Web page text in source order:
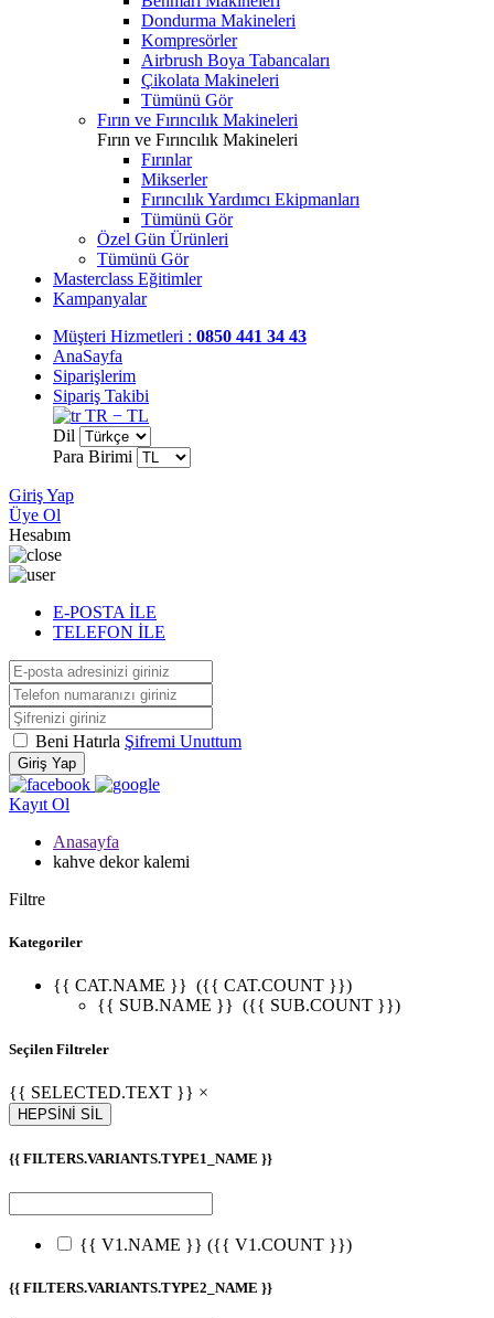
Dondurma Makineleri
Kompresörler
Airbrush Boya Tabancaları
Çikolata Makineleri
Tümünü Gör
Fırın ve Fırıncılık Makineleri
Fırın ve Fırıncılık Makineleri
Fırınlar
Mikserler
Fırıncılık Yardımcı Ekipmanları
Tümünü Gör
Özel Gün Ürünleri
Tümünü Gör
Masterclass Eğitimler
Kampanyalar
Müşteri Hizmetleri : 0850 441 34 43
AnaSayfa
Siparişlerim
Sipariş Takibi
TR − TL
Dil
Para Birimi
Giriş Yap
Üye Ol
Hesabım
E-POSTA İLE
TELEFON İLE
Beni Hatırla Şifremi Unuttum
Giriş Yap
Kayıt Ol
Anasayfa
kahve dekor kalemi
Filtre
Kategoriler
{{ CAT.NAME }} ({{ CAT.COUNT }})
{{ SUB.NAME }} ({{ SUB.COUNT }})
Seçilen Filtreler
{{ SELECTED.TEXT }} ×
HEPSİNİ SİL
{{ FILTERS.VARIANTS.TYPE1_NAME }}
{{ V1.NAME }} ({{ V1.COUNT }})
{{ FILTERS.VARIANTS.TYPE2_NAME }}